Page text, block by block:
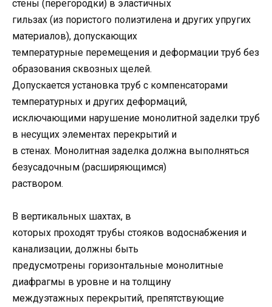
стены (перегородки) в эластичных
гильзах (из пористого полиэтилена и других упругих
материалов), допускающих
температурные перемещения и деформации труб без
образования сквозных щелей.
Допускается установка труб с компенсаторами
температурных и других деформаций,
исключающими нарушение монолитной заделки труб
в несущих элементах перекрытий и
в стенах. Монолитная заделка должна выполняться
безусадочным (расширяющимся)
раствором.
В вертикальных шахтах, в
которых проходят трубы стояков водоснабжения и
канализации, должны быть
предусмотрены горизонтальные монолитные
диафрагмы в уровне и на толщину
междуэтажных перекрытий, препятствующие